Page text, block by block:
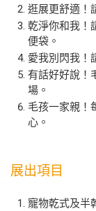
逛展更舒適！
乾淨你和我！
便袋。
愛我別閃我！
有話好好說！
場。
毛孩一家親！
心。
展出項目
寵物乾式及半